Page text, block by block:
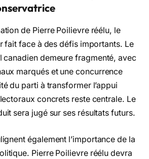
de Pierre Poilievre réélu, le
fait face à des défis importants. Le
demeure fragmenté, avec
marqués et une concurrence
du parti à transformer l’appui
concrets reste centrale. Le
sera jugé sur ses résultats futurs.
également l’importance de la
Pierre Poilievre réélu devra